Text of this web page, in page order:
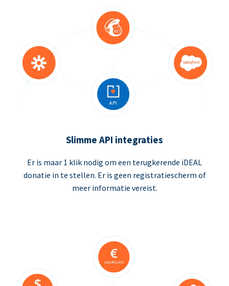
Slimme API integraties
Er is maar 1 klik nodig om een terugkerende iDEAL
donatie in te stellen. Er is geen registratiescherm of
meer informatie vereist.